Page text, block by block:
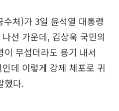
처)가 3일 윤석열 대통령
선 가운데, 김상욱 국민의
무섭더라도 용기 내서
데 이렇게 강제 체포로 귀
했다.